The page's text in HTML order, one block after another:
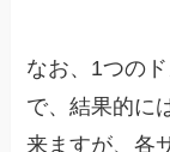
なお、1つの
で、結果的に
来ますが、各